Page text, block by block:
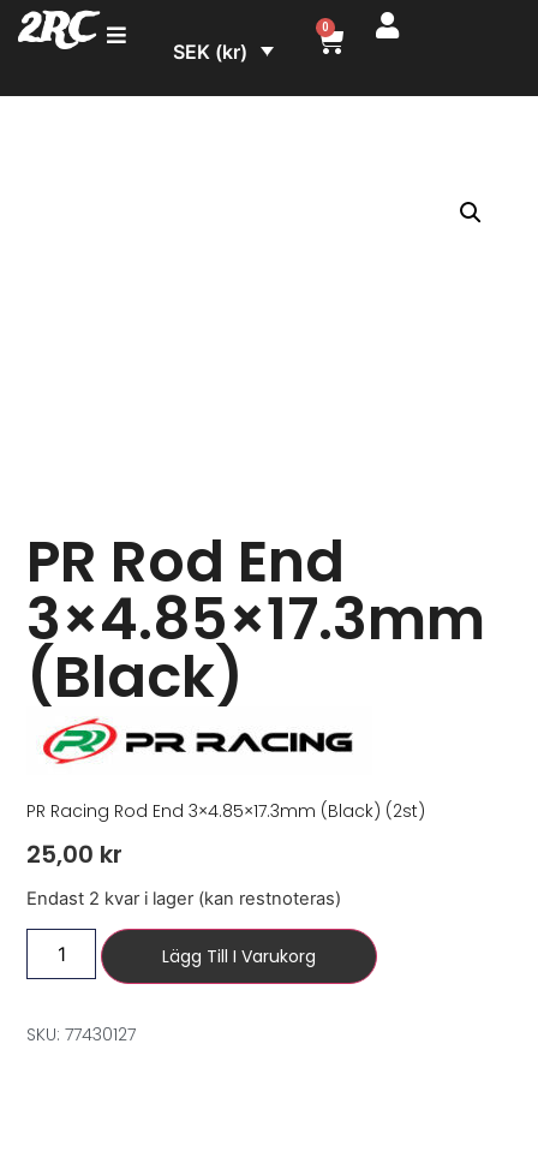
2RC SEK (kr)
0
PR Rod End
3×4.85×17.3mm
(Black)
PR Racing Rod End 3×4.85×17.3mm (Black) (2st)
25,00 kr
Endast 2 kvar i lager (kan restnoteras)
Lägg Till I Varukorg
SKU: 77430127